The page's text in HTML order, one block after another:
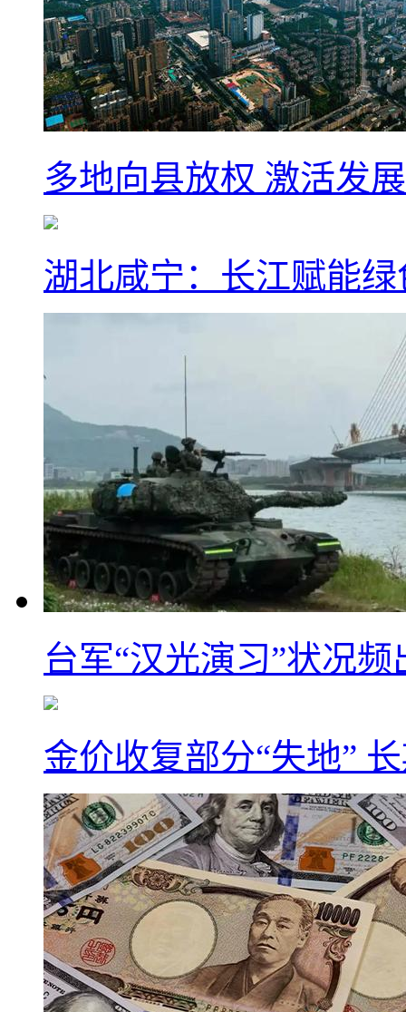
多地向县放权 激活发
湖北咸宁：长江赋能
台军“汉光演习”状况
金价收复部分“失地”